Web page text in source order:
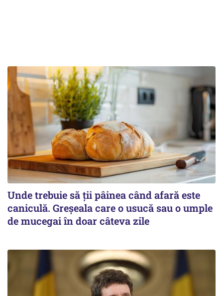
Unde trebuie să ții pâinea când afară este
caniculă. Greșeala care o usucă sau o umple
de mucegai în doar câteva zile